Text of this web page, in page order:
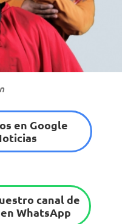
en Google
canal de
WhatsApp